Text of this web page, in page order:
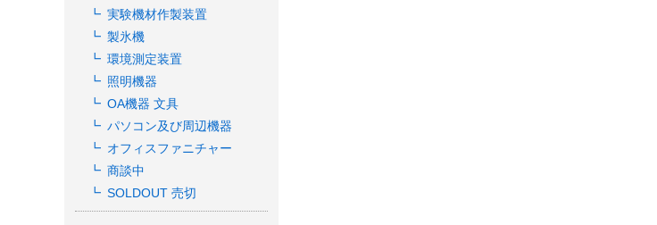
実験機材作製装置
製氷機
環境測定装置
照明機器
OA機器 文具
パソコン及び周辺機器
オフィスファニチャー
商談中
SOLDOUT 売切